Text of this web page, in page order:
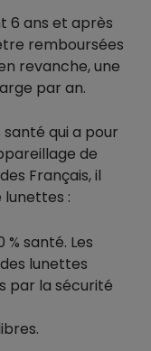
6 ans et après
remboursées
revanche, une
par an.
santé qui a pour
de
Français, il
lunettes :
% santé. Les
lunettes
par la sécurité